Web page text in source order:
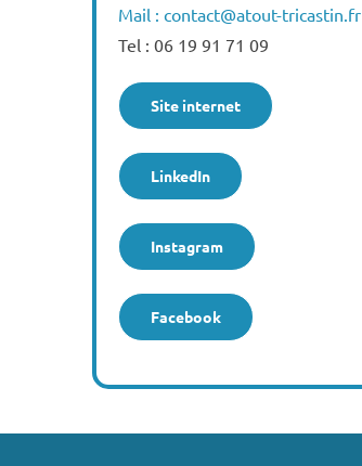
Mail : contact@atout-tricastin.fr
Tel : 06 19 91 71 09
Site internet
LinkedIn
Instagram
Facebook